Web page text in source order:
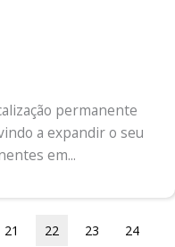
permanente
a expandir o seu
em...
21 22 23 24